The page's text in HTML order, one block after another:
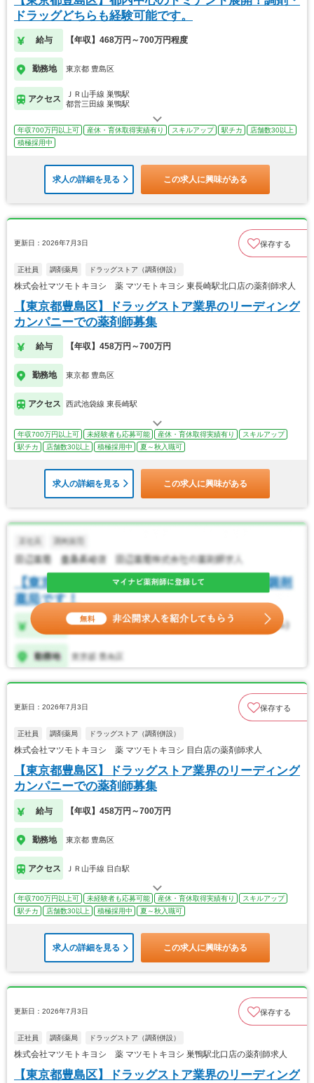
ドラッグどちらも経験可能です。
給与 【年収】468万円～700万円程度
勤務地 東京都 豊島区
アクセス
ＪＲ山手線 巣鴨駅
都営三田線 巣鴨駅
年収700万円以上可 産休・育休取得実績有り スキルアップ 駅チカ
店舗数30以上
積極採用中
求人の詳細を見る この求人に興味がある
更新日：2026年7月3日 保存する
正社員 調剤薬局 ドラッグストア（調剤併設）
株式会社マツモトキヨシ 薬 マツモトキヨシ 東長崎駅北口店の薬剤師求人
【東京都豊島区】ドラッグストア業界のリーディング
カンパニーでの薬剤師募集
給与 【年収】458万円～700万円
勤務地 東京都 豊島区
アクセス 西武池袋線 東長崎駅
年収700万円以上可 未経験者も応募可能 産休・育休取得実績有り
スキルアップ
駅チカ
店舗数30以上 積極採用中 夏～秋入職可
求人の詳細を見る この求人に興味がある
更新日：2026年7月3日 保存する
正社員 調剤薬局 ドラッグストア（調剤併設）
株式会社マツモトキヨシ 薬 マツモトキヨシ 目白店の薬剤師求人
【東京都豊島区】ドラッグストア業界のリーディング
カンパニーでの薬剤師募集
給与 【年収】458万円～700万円
勤務地 東京都 豊島区
アクセス ＪＲ山手線 目白駅
年収700万円以上可 未経験者も応募可能 産休・育休取得実績有り
スキルアップ
駅チカ
店舗数30以上 積極採用中 夏～秋入職可
求人の詳細を見る この求人に興味がある
更新日：2026年7月3日 保存する
正社員 調剤薬局 ドラッグストア（調剤併設）
株式会社マツモトキヨシ 薬 マツモトキヨシ 巣鴨駅北口店の薬剤師求人
【東京都豊島区】ドラッグストア業界のリーディング